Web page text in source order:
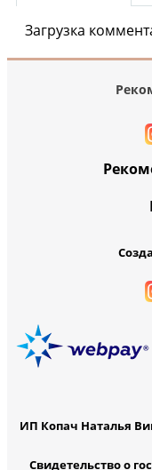
Загрузка
ИП Копач Наталья
Свидетельство о